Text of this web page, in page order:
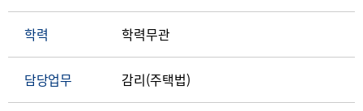
학력 학력무관
담당업무 감리(주택법)